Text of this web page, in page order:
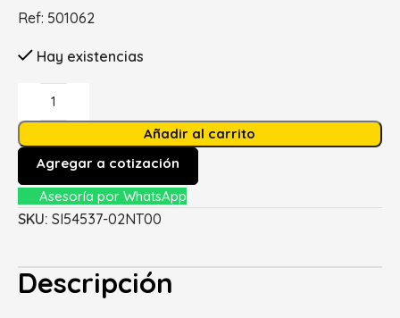
Ref: 501062
Hay existencias
Añadir al carrito
Agregar a cotización
Asesoría por WhatsApp
SKU: SI54537-02NT00
Descripción